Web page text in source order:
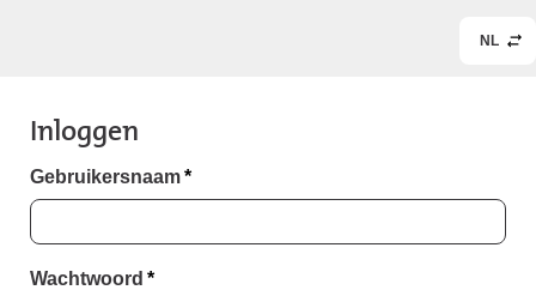
NL
Inloggen
Gebruikersnaam*
Wachtwoord *